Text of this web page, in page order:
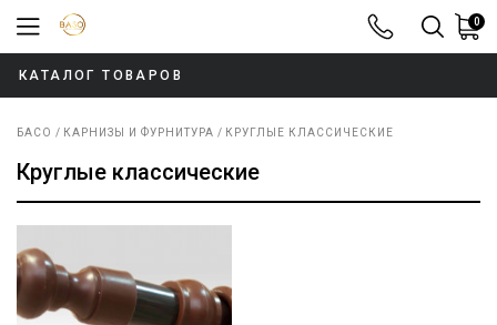
8-800-100-
0
КАТАЛОГ ТОВАРОВ
БАСО КАРНИЗЫ И ФУРНИТУРА КРУГЛЫЕ КЛАССИЧЕСКИЕ
Круглые классические